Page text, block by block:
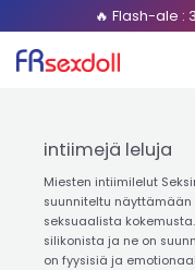
🔥 Flash-ale :
intiimejä leluja
Miesten intiimilelut
suunniteltu
seksuaalista
silikonista ja ne on
on fyysisiä ja